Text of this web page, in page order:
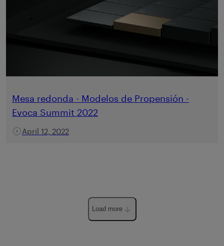
Mesa redonda - Modelos de Propensión -
Evoca Summit 2022
April 12, 2022
Load more